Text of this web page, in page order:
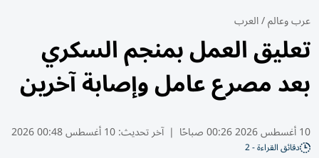
عرب وعالم/العرب
تعليق العمل بمنجم السكري
بعد مصرع عامل وإصابة آخرين
10 أغسطس 2026 00:26 صباحًا | آخر تحديث:10 أغسطس 00:48 2026
دقائق القراءة - 2